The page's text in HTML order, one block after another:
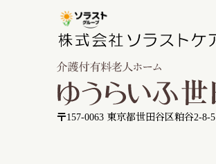
〒157-0063 東京都世田谷区粕谷2-8-5